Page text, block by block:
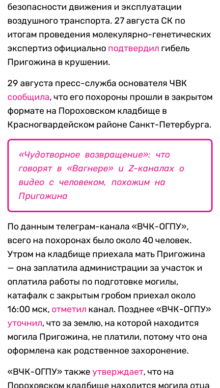
безопасности движения и эксплуатации
воздушного транспорта. 27 августа СК по
итогам проведения молекулярно-генетических
экспертиз официально подтвердил гибель
Пригожина в крушении.
29 августа пресс-служба основателя ЧВК
сообщила, что его похороны прошли в закрытом
формате на Пороховском кладбище в
Красногвардейском районе Санкт-Петербурга.
«Чудотворное возвращение»: что
говорят в «Вагнере» и Z-каналах о
видео с человеком, похожим на
Пригожина
По данным телеграм-канала «ВЧК-ОГПУ»,
всего на похоронах было около 40 человек.
Утром на кладбище приехала мать Пригожина
— она заплатила администрации за участок и
оплатила работы по подготовке могилы,
катафалк с закрытым гробом приехал около
16:00 мск, отметил канал. Позднее «ВЧК-ОГПУ»
уточнил, что за землю, на которой находится
могила Пригожина, не платили, потому что она
оформлена как родственное захоронение.
«ВЧК-ОГПУ» такжеутверждает, что на
Пороховском кладбище находится могила отца